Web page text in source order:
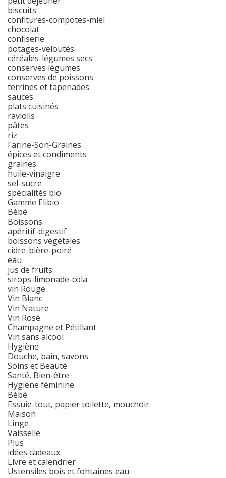
biscuits
confitures-compotes-miel
chocolat
confiserie
potages-veloutés
céréales-légumes secs
conserves légumes
conserves de poissons
terrines et tapenades
sauces
plats cuisinés
raviolis
pâtes
riz
Farine-Son-Graines
épices et condiments
graines
huile-vinaigre
sel-sucre
spécialités bio
Gamme Elibio
Bébé
Boissons
apéritif-digestif
boissons végétales
cidre-bière-poiré
eau
jus de fruits
sirops-limonade-cola
vin Rouge
Vin Blanc
Vin Nature
Vin Rosé
Champagne et Pétillant
Vin sans alcool
Hygiène
Douche, bain, savons
Soins et Beauté
Santé, Bien-être
Hygiène féminine
Bébé
Essuie-tout, papier toilette, mouchoir.
Maison
Linge
Vaisselle
Plus
idées cadeaux
Livre et calendrier
Ustensiles bois et fontaines eau